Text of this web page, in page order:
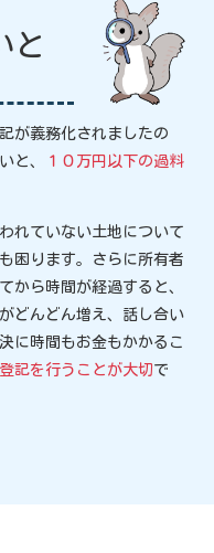
と
が義務化されましたの
と、
１０万円以下の過料
れていない土地について
困ります。さらに所有者
から時間が経過すると、
どんどん増え、話し合い
に時間もお金もかかるこ
記を行うことが大切で